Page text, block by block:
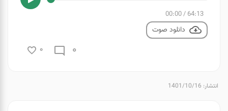
64:13
/
00:00
دانلود صوت
0
0
انتشار: 1401/10/16